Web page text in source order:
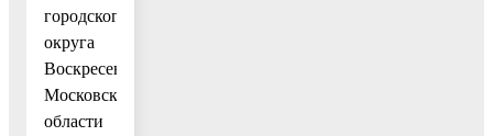
городского
округа
Воскресенск
Московской
области